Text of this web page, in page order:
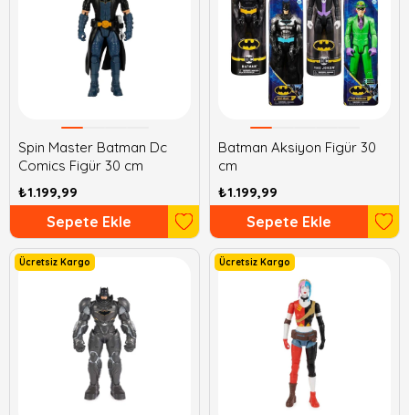
Spin Master Batman Dc
Comics Figür 30 cm
₺1.199,99
Sepete Ekle
Batman Aksiyon Figür 30
cm
₺1.199,99
Sepete Ekle
Ücretsiz Kargo Ücretsiz Kargo